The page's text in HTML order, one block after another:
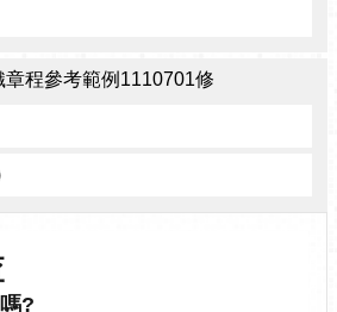
程參考範例1110701修
?